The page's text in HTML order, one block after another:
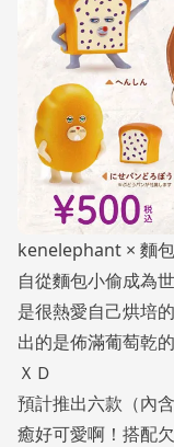
kenelephant × 麵
自從麵包小偷成為
是很熱愛自己烘培
出的是佈滿葡萄乾
ＸＤ
預計推出六款（內
癒好可愛啊！搭配